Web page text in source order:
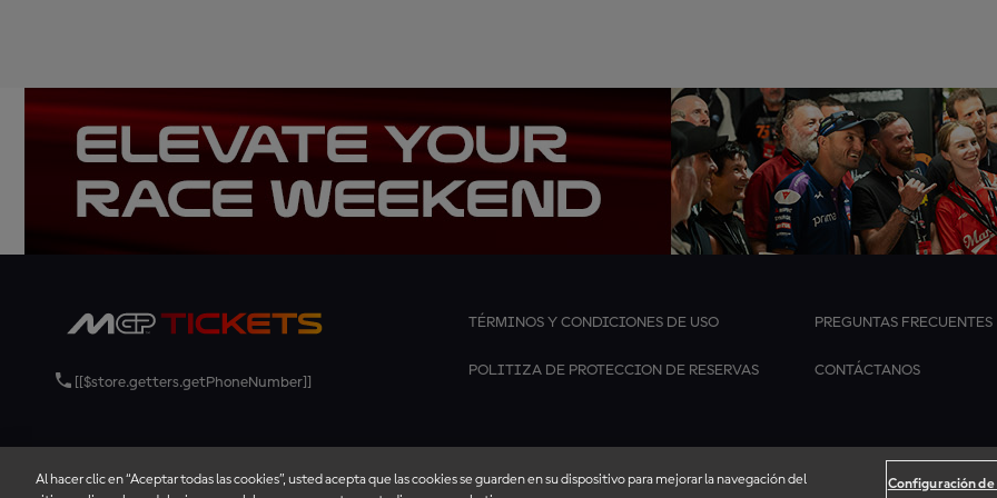
[[$store.getters.getPhoneNumber]]
TÉRMINOS Y CONDICIONES DE USO
POLITIZA DE PROTECCION DE RESERVAS
PREGUNTAS FRECUENTES
CONTÁCTANOS
Al hacer clic en “Aceptar todas las cookies”, usted acepta que las cookies se guarden en su dispositivo para mejorar la navegación del
Configuración de